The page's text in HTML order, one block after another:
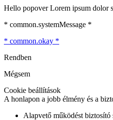
Hello popover Lorem ipsum dolor
* common.systemMessage *
* common.okay *
Rendben
Mégsem
Cookie beállítások
A honlapon a jobb élmény és a
Alapvető működést biztosító